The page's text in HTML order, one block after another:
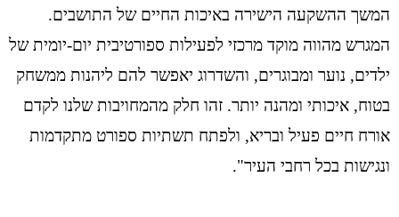
המשך ההשקעה הישירה באיכות החיים של התושבים.
המגרש מהווה מוקד מרכזי לפעילות ספורטיבית יום-יומית של
ילדים, נוער ומבוגרים, והשדרוג יאפשר להם ליהנות ממשחק
בטוח, איכותי ומהנה יותר. זהו חלק מהמחויבות שלנו לקדם
אורח חיים פעיל ובריא, ולפתח תשתיות ספורט מתקדמות
ונגישות בכל רחבי העיר".